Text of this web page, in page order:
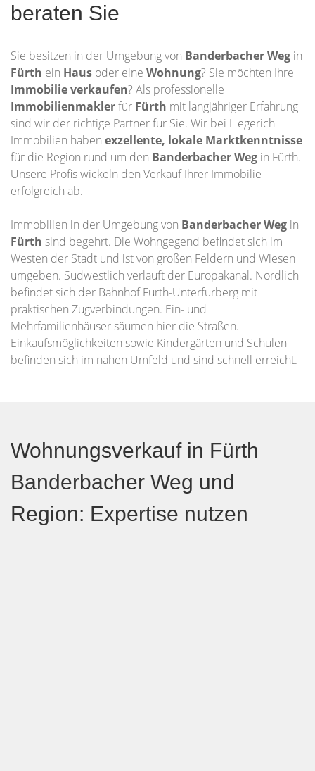
beraten Sie
Sie besitzen in der Umgebung von Banderbacher Weg in
Fürth ein Haus oder eine Wohnung? Sie möchten Ihre
Immobilieverkaufen? Als professionelle
Immobilienmaklerfür Fürth mit langjähriger Erfahrung
sind wir der richtige Partner für Sie. Wir bei Hegerich
Immobilien haben exzellente, lokale Marktkenntnisse
für die Region rund um den Banderbacher Weg in Fürth.
Unsere Profis wickeln den Verkauf Ihrer Immobilie
erfolgreich ab.
Immobilien in der Umgebung von Banderbacher Weg in
Fürth sind begehrt. Die Wohngegend befindet sich im
Westen der Stadt und ist von großen Feldern und Wiesen
umgeben. Südwestlich verläuft der Europakanal. Nördlich
befindet sich der Bahnhof Fürth-Unterfürberg mit
praktischen Zugverbindungen. Ein- und
Mehrfamilienhäuser säumen hier die Straßen.
Einkaufsmöglichkeiten sowie Kindergärten und Schulen
befinden sich im nahen Umfeld und sind schnell erreicht.
Wohnungsverkauf in Fürth
Banderbacher Weg und
Region: Expertise nutzen